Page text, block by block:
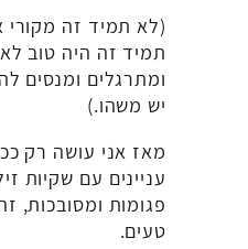
(לא תמיד זה מקורי
תמיד זה היה טוב לא
ומתרגלים ומנסים
יש משהו.)
מאז אני עושה רק
עניינים עם שקיות
פגומות ומסובכות,
טעים.